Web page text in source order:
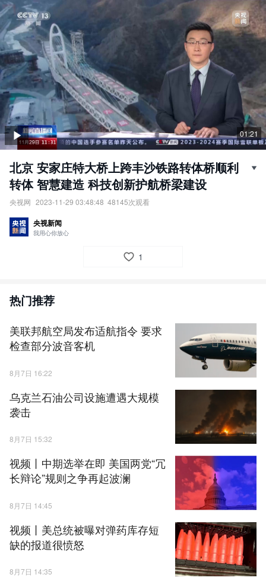
01:21
北京 安家庄特大桥上跨丰沙铁路转体桥顺利
转体 智慧建造 科技创新护航桥梁建设
央视网 2023-11-29 03:48:48 48145次观看
护航桥梁建设。
央视新闻
我用心你放心
1
热门推荐
美联邦航空局发布适航指令 要求
检查部分波音客机
8月7日 16:22
乌克兰石油公司设施遭遇大规模
袭击
8月7日 15:32
视频丨中期选举在即 美国两党“冗
长辩论”规则之争再起波澜
8月7日 14:45
视频丨美总统被曝对弹药库存短
缺的报道很愤怒
8月7日 14:35